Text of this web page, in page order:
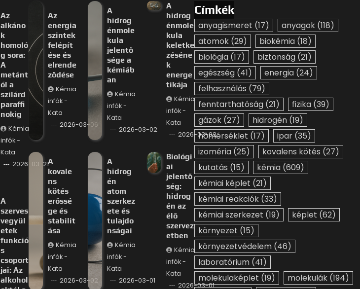
Az
alkáno
k
homoló
g sora:
A
metánt
ól a
szilárd
paraffi
nokig
Kémia
infók -
Kata
2026-03-21
A
szerves
vegyül
etek
funkció
s
csoport
jai: Az
alkohol
Az
energia
szintek
felépít
ése és
elrende
ződése
Kémia
infók -
Kata
2026-03-06
A
hidrog
énmole
kula
jelentő
sége a
kémiáb
an
Kémia
infók -
Kata
2026-03-02
A
hidrog
énmole
kula
keletke
zéséne
k
energe
tikája
Kémia
infók -
Kata
2026-03-02
A
kovale
ns
kötés
erőssé
ge és
stabilit
ása
Kémia
infók -
Kata
2026-03-02
A
hidrog
én
atom
szerkez
ete és
tulajdo
nságai
Kémia
infók -
Kata
2026-03-01
Biológi
ai
jelentő
ség:
hidrog
én az
élő
szervez
etben
Kémia
infók -
Kata
2026-03-01
Címkék
anyagismeret (17) anyagok (118)
atomok (29) biokémia (18)
biológia (17) biztonság (21)
egészség (41) energia (24)
felhasználás (79)
fenntarthatóság (21) fizika (39)
gázok (27) hidrogén (19)
hőmérséklet (17) ipar (35)
izoméria (25) kovalens kötés (27)
kutatás (15) kémia (609)
kémiai képlet (21)
kémiai reakciók (33)
kémiai szerkezet (19) képlet (62)
környezet (15)
környezetvédelem (46)
laboratórium (41)
molekulaképlet (19) molekulák (194)